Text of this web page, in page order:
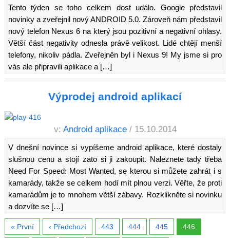
Tento týden se toho celkem dost událo. Google představil
novinky a zveřejnil nový ANDROID 5.0. Zároveň nám představil
nový telefon Nexus 6 na který jsou pozitivní a negativní ohlasy.
Větší část negativity odnesla právě velikost. Lidé chtějí menší
telefony, nikoliv pádla. Zveřejněn byl i Nexus 9! My jsme si pro
vás ale připravili aplikace a […]
Výprodej android aplikací
v: Android aplikace / 15.10.2014
V dnešní novince si vypíšeme android aplikace, které dostaly
slušnou cenu a stojí zato si ji zakoupit. Naleznete tady třeba
Need For Speed: Most Wanted, se kterou si můžete zahrát i s
kamarády, takže se celkem hodí mít plnou verzi. Věřte, že proti
kamarádům je to mnohem větší zábavy. Rozklikněte si novinku
a dozvíte se […]
« První ‹ Předchozí 443 444 445 446